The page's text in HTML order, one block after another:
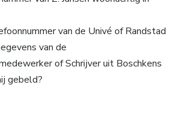
van de Univé of Randstad
van de
of Schrijver uit Boschkens
gebeld?